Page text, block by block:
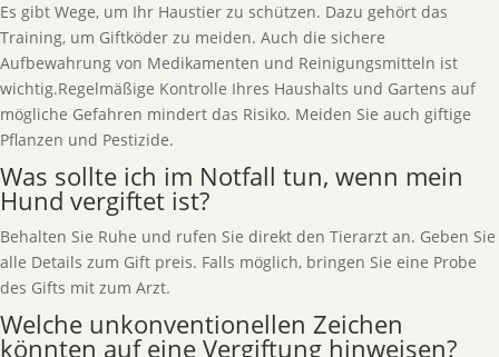
Es gibt Wege, um Ihr Haustier zu schützen. Dazu gehört das
Training, um Giftköder zu meiden. Auch die sichere
Aufbewahrung von Medikamenten und Reinigungsmitteln ist
wichtig.Regelmäßige Kontrolle Ihres Haushalts und Gartens auf
mögliche Gefahren mindert das Risiko. Meiden Sie auch giftige
Pflanzen und Pestizide.
Was sollte ich im Notfall tun, wenn mein
Hund vergiftet ist?
Behalten Sie Ruhe und rufen Sie direkt den Tierarzt an. Geben Sie
alle Details zum Gift preis. Falls möglich, bringen Sie eine Probe
des Gifts mit zum Arzt.
Welche unkonventionellen Zeichen
könnten auf eine Vergiftung hinweisen?